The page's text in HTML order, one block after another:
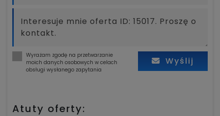
Wyrażam zgodę na przetwarzanie
moich danych osobowych w celach
obsługi wysłanego zapytania
Wyślij
Atuty oferty: